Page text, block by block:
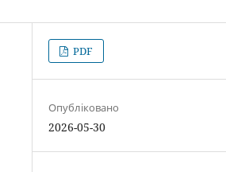
PDF
Опубліковано
2026-05-30